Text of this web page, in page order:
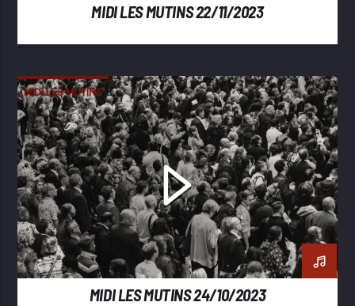
MIDI LES MUTINS 22/11/2023
MIDI LES MUTINS
MIDI LES MUTINS 24/10/2023